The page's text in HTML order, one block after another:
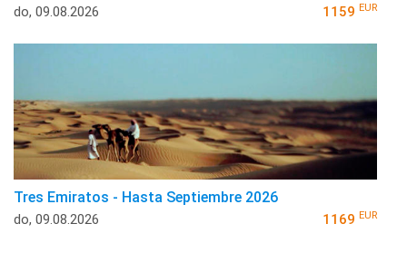
do, 09.08.2026 1159 EUR
Tres Emiratos - Hasta Septiembre 2026
do, 09.08.2026 1169 EUR